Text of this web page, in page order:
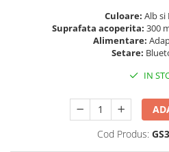
Culoare: Alb si
Suprafata acoperita: 300
Alimentare:
Setare:
IN
Cod Produs: